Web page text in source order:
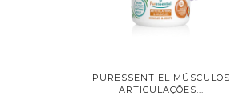
PURESSENTIEL MÚSCULOS
ARTICULAÇÕES...